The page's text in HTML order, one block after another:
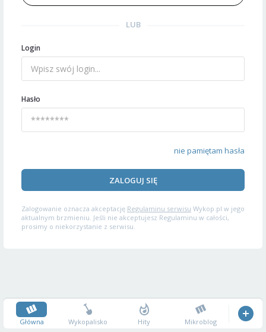
LUB
Login
Hasło
nie pamiętam hasła
ZALOGUJ SIĘ
Zalogowanie oznacza akceptację Regulaminu serwisu Wykop.pl w jego
aktualnym brzmieniu. Jeśli nie akceptujesz Regulaminu w całości,
prosimy o niekorzystanie z serwisu.
Główna Wykopalisko Hity Mikroblog